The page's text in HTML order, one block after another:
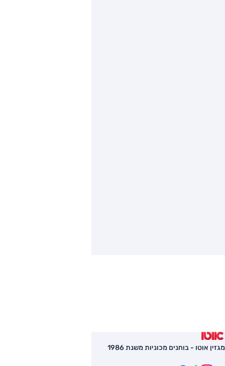
מגזין אוטו - בוחנים מכוניות משנת 1986